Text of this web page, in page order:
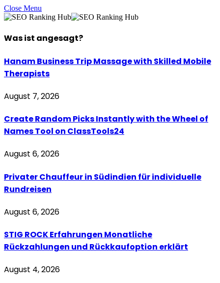
Close Menu
Was ist angesagt?
Hanam Business Trip Massage with Skilled Mobile
Therapists
August 7, 2026
Create Random Picks Instantly with the Wheel of
Names Tool on ClassTools24
August 6, 2026
Privater Chauffeur in Südindien für individuelle
Rundreisen
August 6, 2026
STIG ROCK Erfahrungen Monatliche
Rückzahlungen und Rückkaufoption erklärt
August 4, 2026